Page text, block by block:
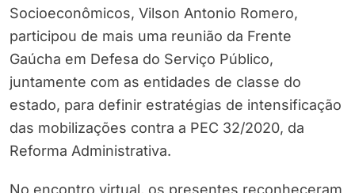
Socioeconômicos, Vilson Antonio Romero,
participou de mais uma reunião da Frente
Gaúcha em Defesa do Serviço Público,
juntamente com as entidades de classe do
estado, para definir estratégias de intensificação
das mobilizações contra a PEC 32/2020, da
Reforma Administrativa.
No encontro virtual, os presentes reconheceram